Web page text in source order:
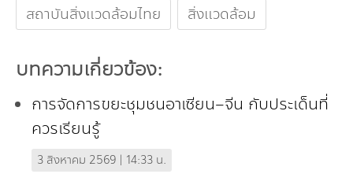
สถาบันสิ่งแวดล้อมไทย
สิ่งแวดล้อม
บทความเกี่ยวข้อง:
การจัดการขยะชุมชนอาเซียน–จีน กับประเด็นที่
ควรเรียนรู้
3 สิงหาคม 2569 | 14:33 น.